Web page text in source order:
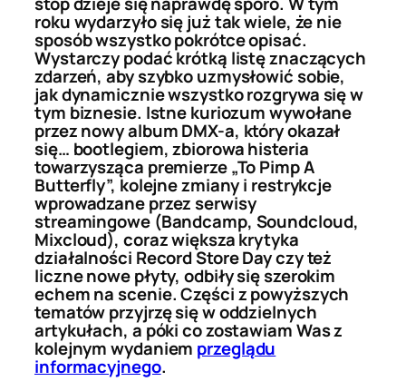
roku wydarzyło się już tak wiele, że nie
sposób wszystko pokrótce opisać.
Wystarczy podać krótką listę znaczących
zdarzeń, aby szybko uzmysłowić sobie,
jak dynamicznie wszystko rozgrywa się w
tym biznesie. Istne kuriozum wywołane
przez nowy album DMX-a, który okazał
się… bootlegiem, zbiorowa histeria
towarzysząca premierze „To Pimp A
Butterfly”, kolejne zmiany i restrykcje
wprowadzane przez serwisy
streamingowe (Bandcamp, Soundcloud,
Mixcloud), coraz większa krytyka
działalności Record Store Day czy też
liczne nowe płyty, odbiły się szerokim
echem na scenie. Części z powyższych
tematów przyjrzę się w oddzielnych
artykułach, a póki co zostawiam Was z
kolejnym wydaniem przeglądu
informacyjnego.